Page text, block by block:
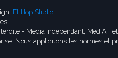
Et Hop Studio
- Média indépendant, MédiAT
Nous appliquons les normes et